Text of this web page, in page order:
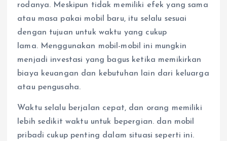
rodanya. Meskipun tidak memiliki efek yang sama
atau masa pakai mobil baru, itu selalu sesuai
dengan tujuan untuk waktu yang cukup
lama. Menggunakan mobil-mobil ini mungkin
menjadi investasi yang bagus ketika memikirkan
biaya keuangan dan kebutuhan lain dari keluarga
atau pengusaha.
Waktu selalu berjalan cepat, dan orang memiliki
lebih sedikit waktu untuk bepergian. dan mobil
pribadi cukup penting dalam situasi seperti ini.